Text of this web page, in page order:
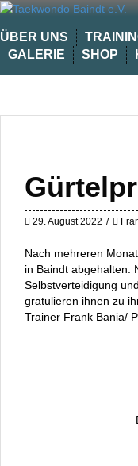
ÜBER UNS
GALERIE
SHOP
29. August 2022
Nach mehreren
in Baindt abgehalten.
Selbstverteidigung
gratulieren ihnen zu
Trainer Frank Bania/